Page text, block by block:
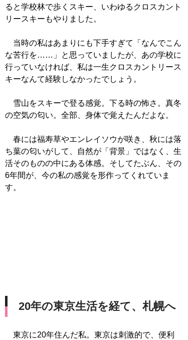
ると学校林で歩くスキー、いわゆるクロスカント
リースキーもやりました。
当時の私はあまりにも下手すぎて「なんでこん
な苦行を……」と思っていましたが、あの学校に
行っていなければ、私は一生クロスカントリース
キーなんて経験しなかったでしょう。
雪山をスキーで登る感覚。下る時の怖さ。真冬
の空気の匂い。全部、身体で覚えたんだよな。
春には福寿草やエンレイソウが咲き、秋には落
ち葉の匂いがして、自然が「背景」ではなく、生
活そのものの中にある体感。そしてたぶん、その
6年間が、今の私の感覚を形作ってくれていま
す。
20年の東京生活を経て、札幌へ
東京に20年住んだ私。東京は刺激的で、便利